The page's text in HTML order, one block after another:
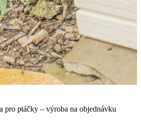
pro ptáčky – výroba na objednávku